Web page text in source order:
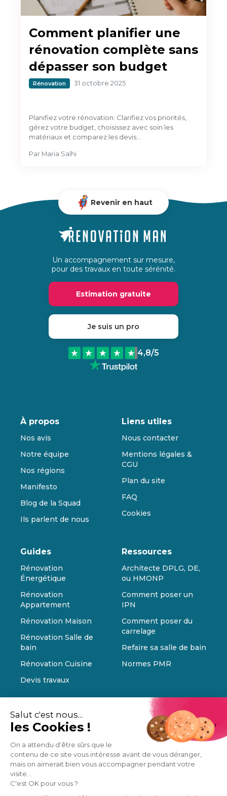
Salut c'est nous...
les Cookies !
On a attendu d'être sûrs que le
contenu de ce site vous intéresse avant de vous déranger,
mais on aimerait bien vous accompagner pendant votre
visite...
C'est OK pour vous ?
Comment planifier une
rénovation complète sans
dépasser son budget
Rénovation 31 octobre 2025
Planifiez votre rénovation: Clarifiez vos priorités,
gérez votre budget, choisissez avec soin les
matériaux et comparez les devis…
Par Maria Salhi
Revenir en haut
Un accompagnement sur mesure,
pour des travaux en toute sérénité.
Estimation gratuite
Je suis un pro
4,8/5
À propos
Nos avis
Notre équipe
Nos régions
Manifesto
Blog de la Squad
Ils parlent de nous
Liens utiles
Nous contacter
Mentions légales &
CGU
Plan du site
FAQ
Cookies
Guides
Rénovation
Énergétique
Rénovation
Appartement
Rénovation Maison
Rénovation Salle de
bain
Rénovation Cuisine
Devis travaux
Ressources
Architecte DPLG, DE,
ou HMONP
Comment poser un
IPN
Comment poser du
carrelage
Refaire sa salle de bain
Normes PMR